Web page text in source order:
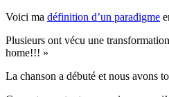
Voici ma définition d’un paradigme
Plusieurs ont vécu une
home!!! »
La chanson a débuté et nous avons